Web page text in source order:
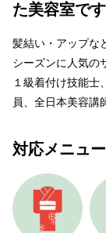
た美容室です
髪結い・アップな
シーズンに人気の
１級着付け技能士
員、全日本美容講
対応メニュー